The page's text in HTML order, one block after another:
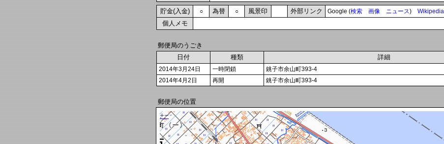
貯金(入金) ○ 為替 ○ 風景印 外部リンク Google (検索 画像 ニュース) Wikipedia
個人メモ
郵便局のうごき
日付
種類 詳細
2014年3月24日 一時閉鎖
銚子市余山町393-4
2014年4月2日
再開 銚子市余山町393-4
郵便局の位置